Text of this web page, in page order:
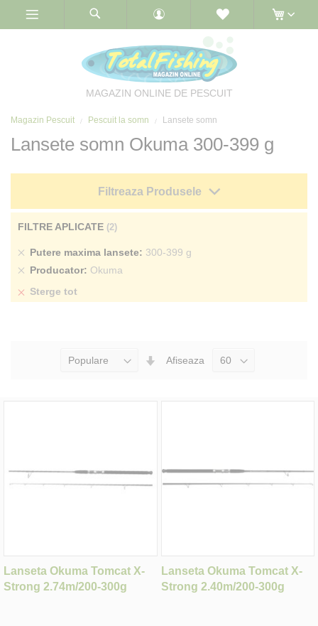
MAGAZIN ONLINE DE PESCUIT
Magazin Pescuit Pescuit la somn Lansete somn
Lansete somn Okuma 300-399 g
Seteaza
Afiseaza
Lanseta Okuma Tomcat X-
Strong 2.74m/200-300g
Lanseta Okuma Tomcat X-
Strong 2.40m/200-300g
Filtreaza Produsele
FILTRE APLICATE
Putere maxima lansete 300-399 g
Sterge
produs
Producator Okuma
Sterge
Sterge tot